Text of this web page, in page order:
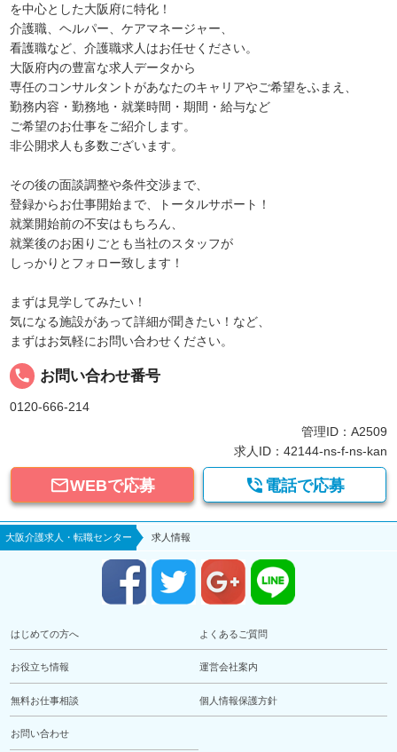
を中心とした大阪府に特化！
介護職、ヘルパー、ケアマネージャー、
看護職など、介護職求人はお任せください。
大阪府内の豊富な求人データから
専任のコンサルタントがあなたのキャリアやご希望をふまえ、
勤務内容・勤務地・就業時間・期間・給与など
ご希望のお仕事をご紹介します。
非公開求人も多数ございます。
その後の面談調整や条件交渉まで、
登録からお仕事開始まで、トータルサポート！
就業開始前の不安はもちろん、
就業後のお困りごとも当社のスタッフが
しっかりとフォロー致します！
まずは見学してみたい！
気になる施設があって詳細が聞きたい！など、
まずはお気軽にお問い合わせください。
local_phone お問い合わせ番号
0120-666-214
管理ID：A2509
求人ID：42144-ns-f-ns-kan
WEBで応募  電話で応募
大阪介護求人・転職センター 求人情報
はじめての方へ よくあるご質問
お役立ち情報 運営会社案内
無料お仕事相談 個人情報保護方針
お問い合わせ